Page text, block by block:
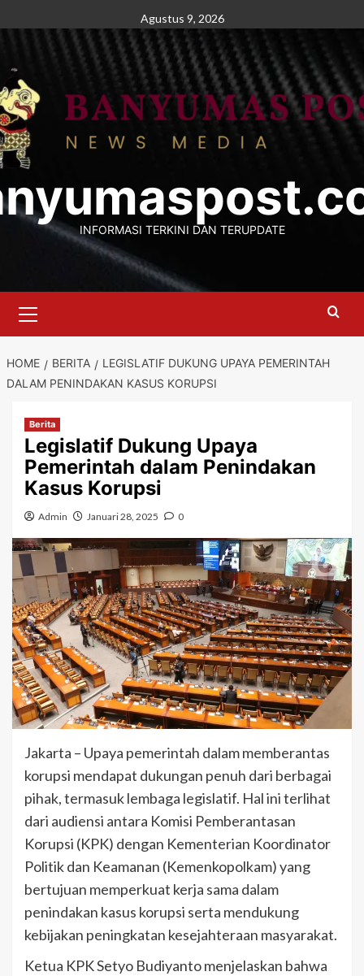
to
Agustus 9, 2026
INFORMASI TERKINI DAN TERUPDATE
Menu
HOME BERITA
LEGISLATIF DUKUNG UPAYA PEMERINTAH
DALAM PENINDAKAN KASUS KORUPSI
Berita
Legislatif Dukung Upaya
Pemerintah dalam Penindakan
Kasus Korupsi
Admin Januari 28, 2025 0
Jakarta – Upaya pemerintah dalam memberantas
korupsi mendapat dukungan penuh dari berbagai
pihak, termasuk lembaga legislatif. Hal ini terlihat
dari audiensi antara Komisi Pemberantasan
Korupsi (KPK) dengan Kementerian Koordinator
Politik dan Keamanan (Kemenkopolkam) yang
bertujuan memperkuat kerja sama dalam
penindakan kasus korupsi serta mendukung
kebijakan peningkatan kesejahteraan masyarakat.
Ketua KPK Setyo Budiyanto menjelaskan bahwa